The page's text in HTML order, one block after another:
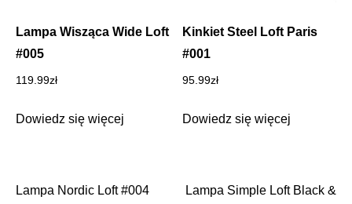
Lampa Wisząca Wide Loft
#005
119.99zł
Dowiedz się więcej
Kinkiet Steel Loft Paris
#001
95.99zł
Dowiedz się więcej
Nawigacja
Lampa Nordic Loft #004
Lampa Simple Loft Black &